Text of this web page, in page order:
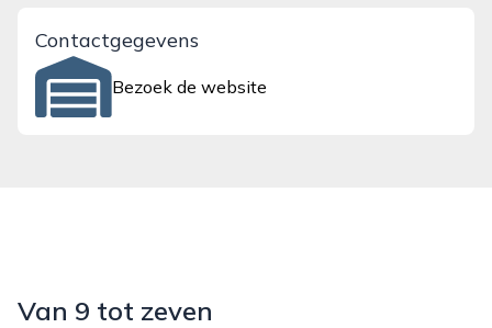
Contactgegevens
Bezoek de website
Van 9 tot zeven